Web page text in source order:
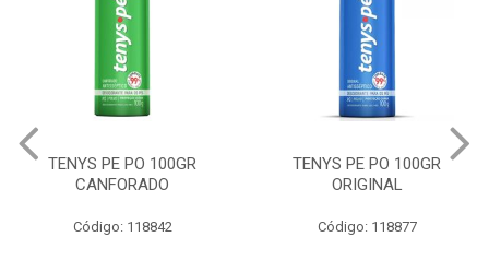
TENYS PE PO 100GR
CANFORADO
Código: 118842
TENYS PE PO 100GR
ORIGINAL
Código: 118877